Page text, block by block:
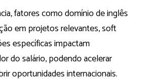
fatores como domínio de inglês
em projetos relevantes, soft
específicas impactam
do salário, podendo acelerar
oportunidades internacionais.